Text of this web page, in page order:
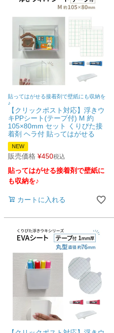
貼ってはがせる接着剤で壁紙にも収納を
♪
【クリックポスト対応】浮きウ
キPPシート(テープ付) M 約
105×80mm セット くりぴた接
着剤 ヘラ付 貼ってはがせる
NEW
販売価格 ¥450税込
貼ってはがせる接着剤で壁紙に
も収納を♪
カートに入れる